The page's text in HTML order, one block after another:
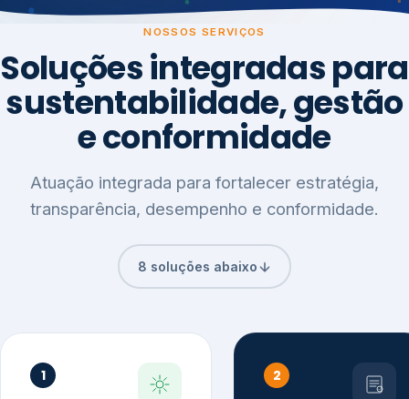
NOSSOS SERVIÇOS
Soluções integradas para
sustentabilidade, gestão
e conformidade
Atuação integrada para fortalecer estratégia,
transparência, desempenho e conformidade.
8 soluções abaixo
1 2